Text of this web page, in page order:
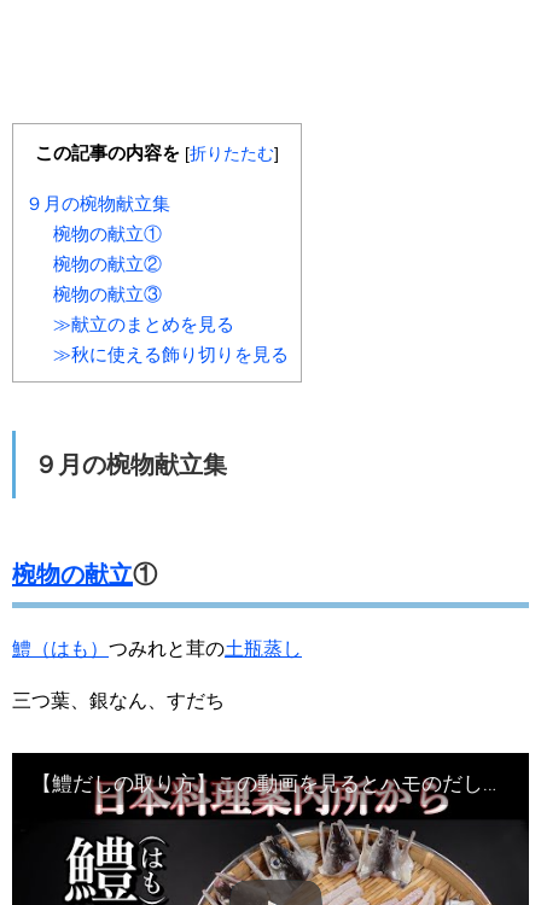
この記事の内容を [折りたたむ]
９月の椀物献立集
椀物の献立①
椀物の献立②
椀物の献立③
≫献立のまとめを見る
≫秋に使える飾り切りを見る
９月の椀物献立集
椀物の献立①
鱧（はも） つみれと茸の土瓶蒸し
三つ葉、銀なん、すだち
【鱧だしの取り方】この動画を見るとハモのだしが作れるようになります・Japanese food